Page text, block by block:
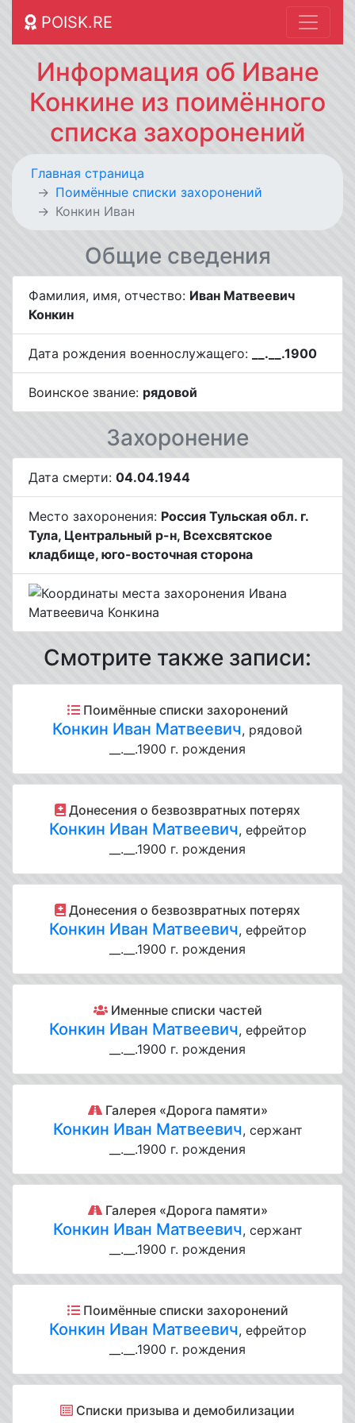
POISK.RE
Информация об Иване
Конкине из поимённого
списка захоронений
Главная страница
Поимённые списки захоронений
Конкин Иван
Общие сведения
Фамилия, имя, отчество: Иван Матвеевич
Конкин
Дата рождения военнослужащего: __.__.1900
Воинское звание: рядовой
Захоронение
Дата смерти: 04.04.1944
Место захоронения: Россия Тульская обл. г.
Тула, Центральный р-н, Всехсвятское
кладбище, юго-восточная сторона
Смотрите также записи:
Поимённые списки захоронений
Конкин Иван Матвеевич, рядовой
__.__.1900 г. рождения
Донесения о безвозвратных потерях
Конкин Иван Матвеевич, ефрейтор
__.__.1900 г. рождения
Донесения о безвозвратных потерях
Конкин Иван Матвеевич, ефрейтор
__.__.1900 г. рождения
Именные списки частей
Конкин Иван Матвеевич, ефрейтор
__.__.1900 г. рождения
Галерея «Дорога памяти»
Конкин Иван Матвеевич, сержант
__.__.1900 г. рождения
Галерея «Дорога памяти»
Конкин Иван Матвеевич, сержант
__.__.1900 г. рождения
Поимённые списки захоронений
Конкин Иван Матвеевич, ефрейтор
__.__.1900 г. рождения
Списки призыва и демобилизации